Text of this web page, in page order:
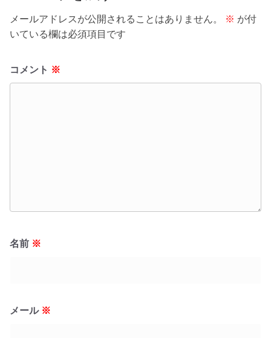
メールアドレスが公開されることはありません。 ※ が付
いている欄は必須項目です
コメント ※
名前 ※
メール ※